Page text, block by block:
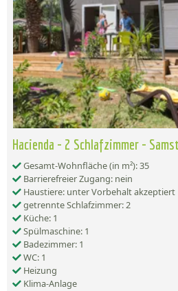
Hacienda - 2 Schlafzimmer -
Gesamt-Wohnfläche (in m²): 35
Barrierefreier Zugang: nein
Haustiere: unter Vorbehalt akzeptiert
getrennte Schlafzimmer: 2
Küche: 1
Spülmaschine: 1
Badezimmer: 1
WC: 1
Heizung
Klima-Anlage